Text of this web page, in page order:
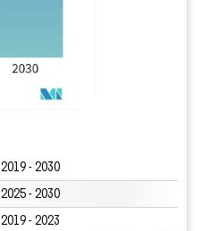
2019 - 2030
2025 - 2030
2019 - 2023